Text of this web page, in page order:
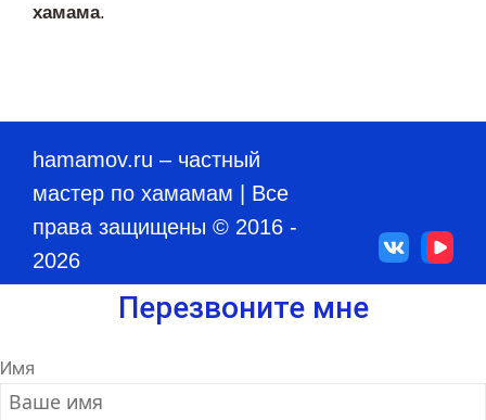
хамама.
hamamov.ru – частный
мастер по хамамам | Все
права защищены © 2016 -
2026
Перезвоните мне
Имя